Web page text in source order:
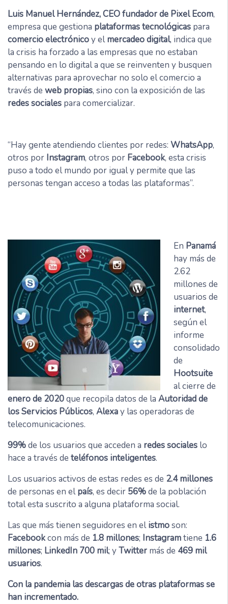
Luis Manuel Hernández, CEO fundador de Pixel Ecom,
empresa que gestiona plataformastecnológicas para
comercio electrónicoy elmercadeo digital, indica que
la crisis ha forzado a las empresas que no estaban
pensando en lo digital a que se reinventen y busquen
alternativas para aprovechar no solo el comercio a
través de web propias, sino con la exposición de las
redes sociales para comercializar.
“Hay gente atendiendo clientes por redes: WhatsApp,
otros por Instagram, otros por Facebook, esta crisis
puso a todo el mundo por igual y permite que las
personas tengan acceso a todas las plataformas”.
En Panamá
hay más de
2.62
millones de
usuarios de
internet,
según el
informe
consolidado
de
Hootsuite
al cierre de
enero de 2020que recopila datos de la Autoridad de
los Servicios Públicos, Alexay las operadoras de
telecomunicaciones.
99%de los usuarios que acceden a redes sociales lo
hace a través de teléfonos inteligentes.
Los usuarios activos de estas redes es de 2.4 millones
de personas en elpaís, es decir 56%de la población
total esta suscrito a alguna plataforma social.
Las que más tienen seguidores en elistmoson:
Facebookcon más de 1.8 millones; Instagramtiene 1.6
millones; LinkedIn 700 mil; yTwitter más de 469 mil
usuarios.
Con la pandemia las descargas de otras plataformas se
han incrementado.